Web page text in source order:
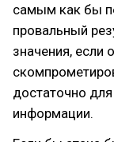
самым как бы
провальный
значения, если
достаточно
информации.